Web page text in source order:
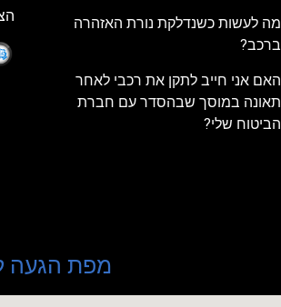
מה לעשות כשנדלקת נורת האזהרה
ברכב?
האם אני חייב לתקן את רכבי לאחר
תאונה במוסך שבהסדר עם חברת
הביטוח שלי?
מפת הגעה